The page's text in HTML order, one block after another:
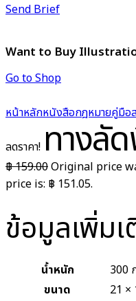
Send Brief
Want to Buy
Go to Shop
หน้าหลักหนังสือกฎหมายคู่มือ
ลดราคา! ทางลั
฿159.00Original price
price is: ฿ 151.05.
ข้อมูลเพิ่ม
น้ำหนัก
300
ขนาด
21 ×